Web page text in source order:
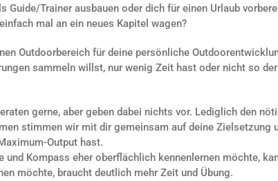
Guide/Trainer ausbauen oder dich für einen Urlaub
mal an ein neues Kapitel wagen?
Outdoorbereich für deine persönliche
sammeln willst, nur wenig Zeit hast oder nicht so der
gerne, aber geben dabei nichts vor. Lediglich den
stimmen wir mit dir gemeinsam auf deine Zielsetzung
Output hast.
und Kompass eher oberflächlich kennenlernen möchte,
möchte, braucht deutlich mehr Zeit und Übung.